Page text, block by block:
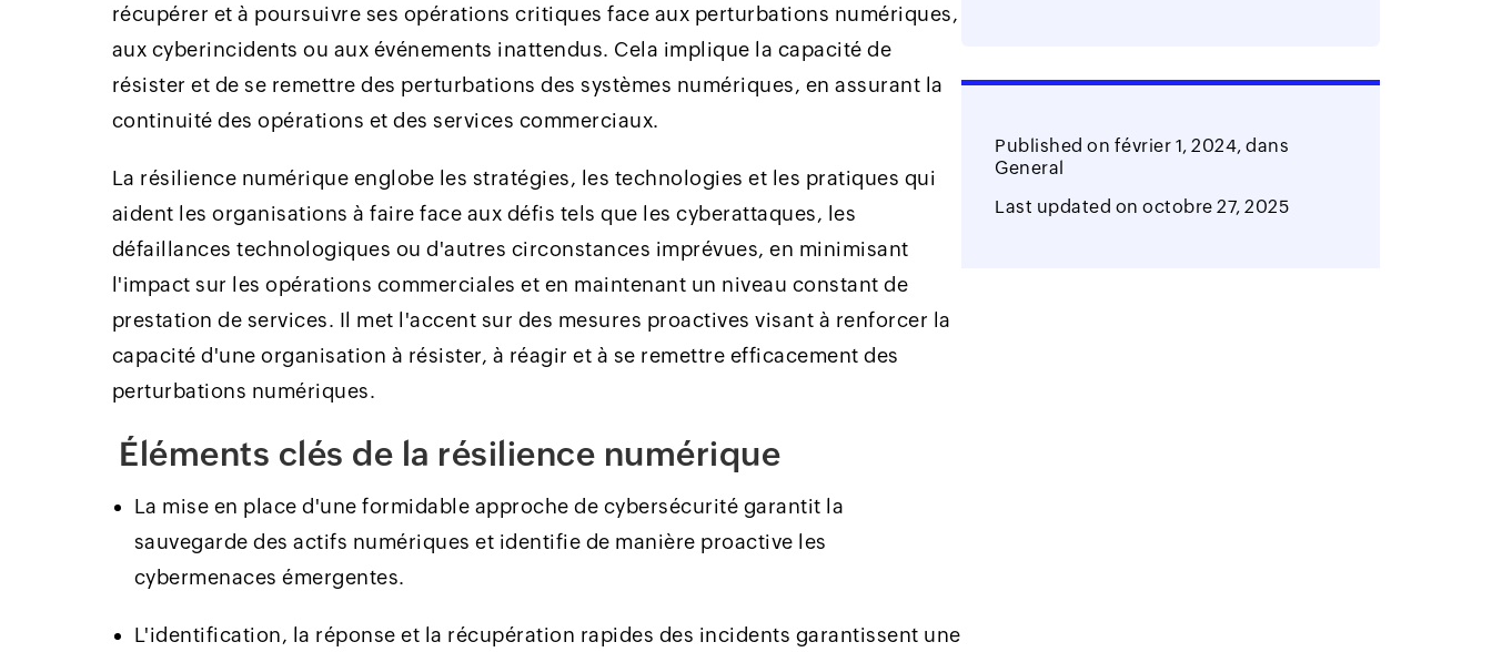
récupérer et à poursuivre ses opérations critiques face aux perturbations numériques,
aux cyberincidents ou aux événements inattendus. Cela implique la capacité de
résister et de se remettre des perturbations des systèmes numériques, en assurant la
continuité des opérations et des services commerciaux.
La résilience numérique englobe les stratégies, les technologies et les pratiques qui
aident les organisations à faire face aux défis tels que les cyberattaques, les
défaillances technologiques ou d'autres circonstances imprévues, en minimisant
l'impact sur les opérations commerciales et en maintenant un niveau constant de
prestation de services. Il met l'accent sur des mesures proactives visant à renforcer la
capacité d'une organisation à résister, à réagir et à se remettre efficacement des
perturbations numériques.
Éléments clés de la résilience numérique
La mise en place d'une formidable approche de cybersécurité garantit la
sauvegarde des actifs numériques et identifie de manière proactive les
cybermenaces émergentes.
L'identification, la réponse et la récupération rapides des incidents garantissent une
Published on février 1, 2024, dans
General
Last updated onoctobre 27, 2025